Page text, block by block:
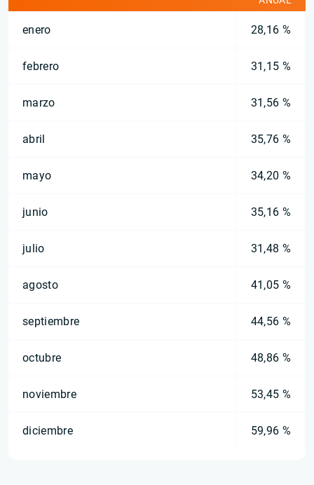
enero 28,16 %
febrero 31,15 %
marzo 31,56 %
abril 35,76 %
mayo 34,20 %
junio 35,16 %
julio 31,48 %
agosto 41,05 %
septiembre 44,56 %
octubre 48,86 %
noviembre 53,45 %
diciembre 59,96 %